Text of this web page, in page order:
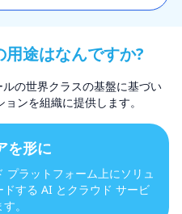
途はなんですか?
の世界クラスの基盤に基づい
ンを組織に提供します。
を形に
プラットフォーム上にソリュ
する AI とクラウド サービ
。